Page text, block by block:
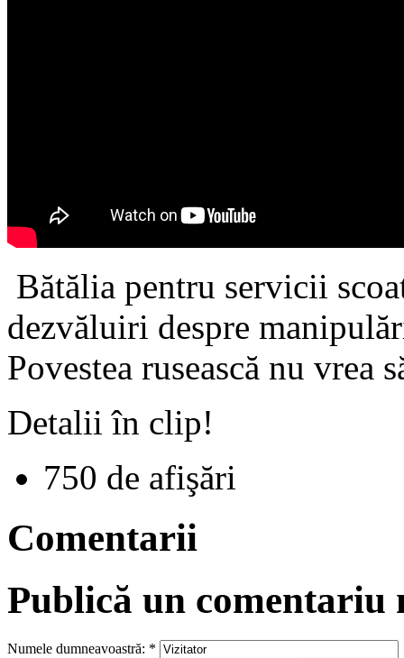
Bătălia pentru servicii
dezvăluiri despre
Povestea rusească nu vrea
Detalii în clip!
750 de afişări
Comentarii
Publică un comentariu
Numele dumneavoastră: *